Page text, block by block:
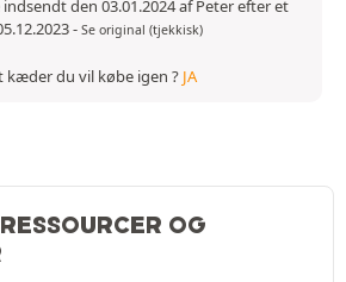
den 03.01.2024 af Peter efter et
- Se original (tjekkisk)
kæder du vil købe igen ? JA
OG